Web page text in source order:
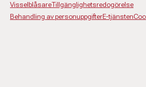
VisselblåsareTillgänglighetsredogörelse
Behandling av personuppgifterE-tjänsten